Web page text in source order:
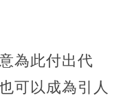
為此付出代
可以成為引人